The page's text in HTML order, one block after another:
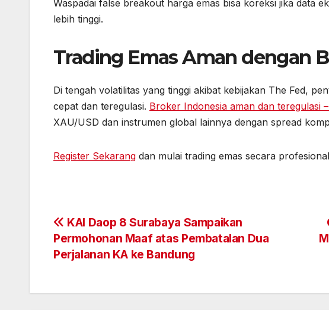
Waspadai false breakout harga emas bisa koreksi jika data
lebih tinggi.
Trading Emas Aman dengan
Di tengah volatilitas yang tinggi akibat kebijakan The Fed,
cepat dan teregulasi. Broker Indonesia aman dan teregulasi
XAU/USD dan instrumen global lainnya dengan spread
Register Sekarang dan mulai trading emas secara
Post
navigation
KAI Daop 8 Surabaya Sampaikan
Permohonan Maaf atas Pembatalan Dua
Perjalanan KA ke Bandung